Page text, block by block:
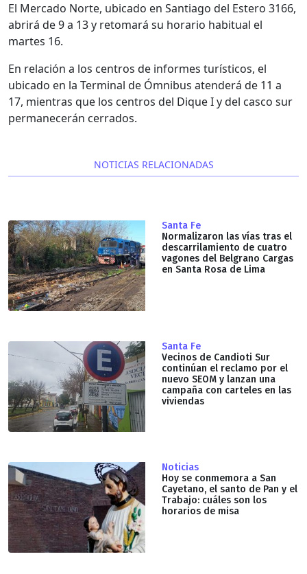
El Mercado Norte, ubicado en Santiago del Estero 3166,
abrirá de 9 a 13 y retomará su horario habitual el
martes 16.
En relación a los centros de informes turísticos, el
ubicado en la Terminal de Ómnibus atenderá de 11 a
17, mientras que los centros del Dique I y del casco sur
permanecerán cerrados.
NOTICIAS RELACIONADAS
Santa Fe
Normalizaron las vías tras el
descarrilamiento de cuatro
vagones del Belgrano Cargas
en Santa Rosa de Lima
Santa Fe
Vecinos de Candioti Sur
continúan el reclamo por el
nuevo SEOM y lanzan una
campaña con carteles en las
viviendas
Noticias
Hoy se conmemora a San
Cayetano, el santo de Pan y el
Trabajo: cuáles son los
horarios de misa